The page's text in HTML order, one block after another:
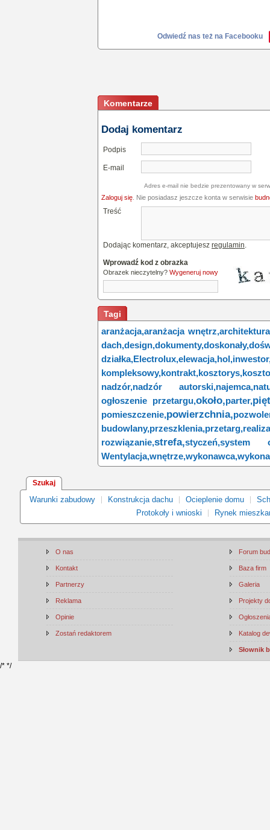
Odwiedź nas też na Facebooku
Komentarze
Dodaj komentarz
Podpis
E-mail
Adres e-mail nie bedzie prezentowany w
Zaloguj się . Nie posiadasz jeszcze konta w serwisie
Treść
Dodając komentarz, akceptujesz regulamin.
Wprowadź kod z obrazka
Obrazek nieczytelny? Wygeneruj nowy
Tagi
aranżacja,aranżacja wnętrz,
dach,design,dokumenty,doskonały,
działka,Electrolux,elewacja,hol,
kompleksowy,kontrakt,kosztorys,
nadzór,nadzór autorski,najemca,
ogłoszenie przetargu,około,parter,
pomieszczenie,powierzchnia,
budowlany,przeszklenia,przetarg,
rozwiązanie,strefa,styczeń,system
Wentylacja,wnętrze,wykonawca,
Szukaj
Warunki zabudowy Konstrukcja dachu Ocieplenie domu
Protokoły i wnioski
Rynek
O nas
Kontakt
Partnerzy
Reklama
Opinie
Zostań redaktorem
Forum
Baza firm
Galeria
Projekty
Katalog
Słownik
/* */